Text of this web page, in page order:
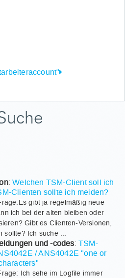
:Welchen TSM-Client soll ich
Clienten sollte ich meiden?
gibt ja regelmäßig neue
ich bei der alten bleiben oder
Gibt es Clienten-Versionen,
sollte? Ich suche ...
und -codes:TSM-
/ ANS4042E "one or
Ich sehe im Logfile immer